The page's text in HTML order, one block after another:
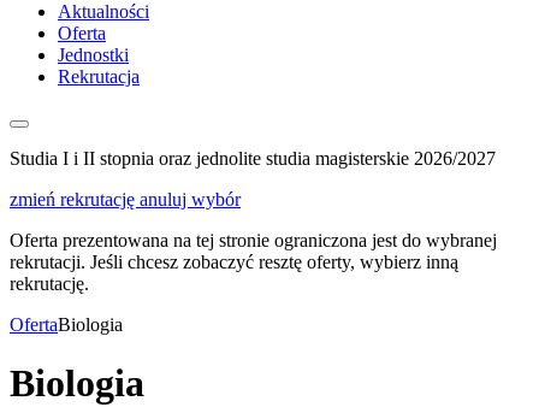
Aktualności
Oferta
Jednostki
Rekrutacja
Studia I i II stopnia oraz jednolite studia magisterskie 2026/2027
zmień rekrutację anuluj wybór
Oferta prezentowana na tej stronie ograniczona jest do wybranej
rekrutacji. Jeśli chcesz zobaczyć resztę oferty, wybierz inną
rekrutację.
OfertaBiologia
Biologia